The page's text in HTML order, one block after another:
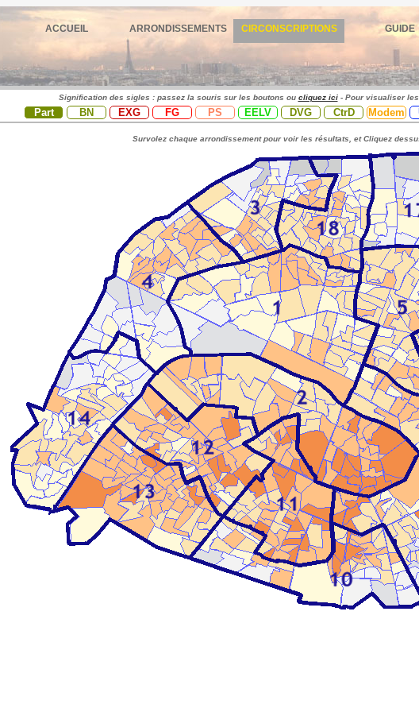
ACCUEIL ARRONDISSEMENTS CIRCONSCRIPTIONS GUIDE
Signification des sigles : passez la souris sur les boutons ou cliquez ici- Pour visualiser
Part BN EXG FG PS EELV DVG CtrD Modem
Survolez chaque arrondissement pour voir les résultats, et Cliquez